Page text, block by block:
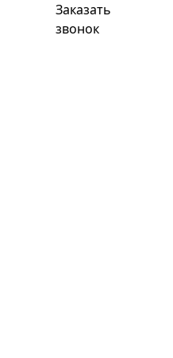
Заказать
звонок